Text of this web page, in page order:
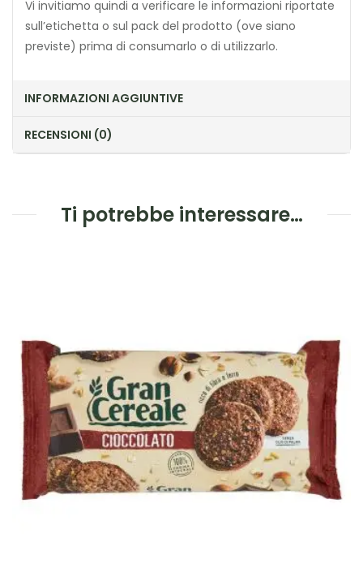
Vi invitiamo quindi a verificare le informazioni riportate
sull’etichetta o sul pack del prodotto (ove siano
previste) prima di consumarlo o di utilizzarlo.
INFORMAZIONI AGGIUNTIVE
RECENSIONI (0)
Ti potrebbe interessare…